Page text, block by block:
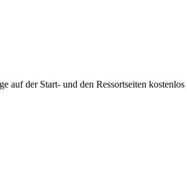
der Start- und den Ressortseiten kostenlos